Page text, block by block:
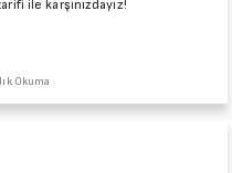
ile karşınızdayız!
Okuma